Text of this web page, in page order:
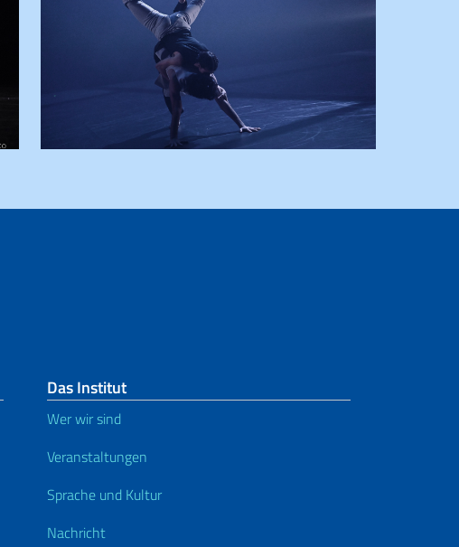
Das Institut
Wer wir sind
Veranstaltungen
Sprache und Kultur
Nachricht